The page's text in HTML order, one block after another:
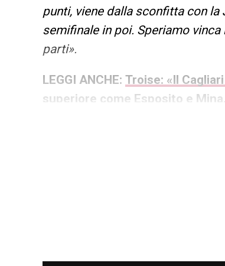
punti, viene dalla sconfitta con la
semifinale in poi. Speriamo
parti».
LEGGI ANCHE: Troise: «Il
superiore come Esposito e